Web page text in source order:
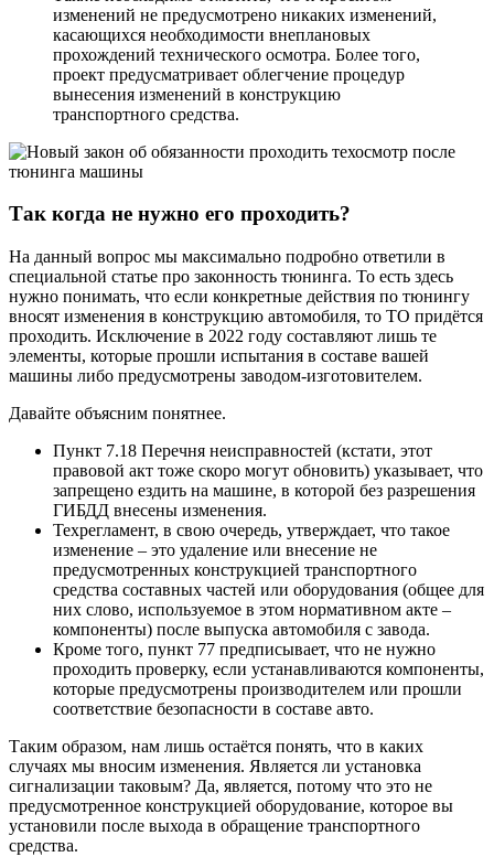
изменений не предусмотрено никаких изменений,
касающихся необходимости внеплановых
прохождений технического осмотра. Более того,
проект предусматривает облегчение процедур
вынесения изменений в конструкцию
транспортного средства.
Так когда не нужно его проходить?
На данный вопрос мы максимально подробно ответили в
специальной статье про законность тюнинга. То есть здесь
нужно понимать, что если конкретные действия по тюнингу
вносят изменения в конструкцию автомобиля, то ТО придётся
проходить. Исключение в 2022 году составляют лишь те
элементы, которые прошли испытания в составе вашей
машины либо предусмотрены заводом-изготовителем.
Давайте объясним понятнее.
Пункт 7.18 Перечня неисправностей (кстати, этот
правовой акт тоже скоро могут обновить) указывает, что
запрещено ездить на машине, в которой без разрешения
ГИБДД внесены изменения.
Техрегламент, в свою очередь, утверждает, что такое
изменение – это удаление или внесение не
предусмотренных конструкцией транспортного
средства составных частей или оборудования (общее для
них слово, используемое в этом нормативном акте –
компоненты) после выпуска автомобиля с завода.
Кроме того, пункт 77 предписывает, что не нужно
проходить проверку, если устанавливаются компоненты,
которые предусмотрены производителем или прошли
соответствие безопасности в составе авто.
Таким образом, нам лишь остаётся понять, что в каких
случаях мы вносим изменения. Является ли установка
сигнализации таковым? Да, является, потому что это не
предусмотренное конструкцией оборудование, которое вы
установили после выхода в обращение транспортного
средства.